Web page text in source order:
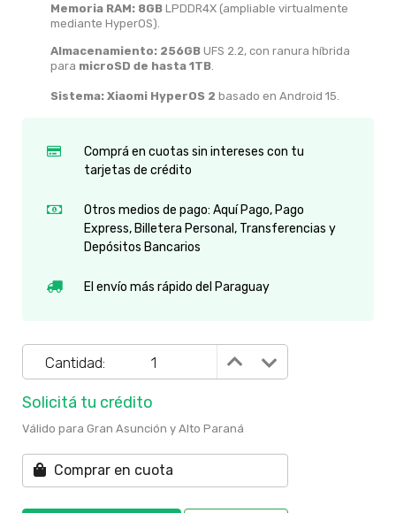
Memoria RAM: 8GB LPDDR4X (ampliable virtualmente
mediante HyperOS).
Almacenamiento: 256GB UFS 2.2, con ranura híbrida
para microSD de hasta 1TB
Sistema: Xiaomi HyperOS 2 basado en Android 15.
Comprá en cuotas sin intereses con tu
tarjetas de crédito
Otros medios de pago: Aquí Pago, Pago
Express, Billetera Personal, Transferencias y
Depósitos Bancarios
El envío más rápido del Paraguay
Cantidad:
Solicitá tu crédito
Válido para Gran Asunción y Alto Paraná
Comprar en cuota